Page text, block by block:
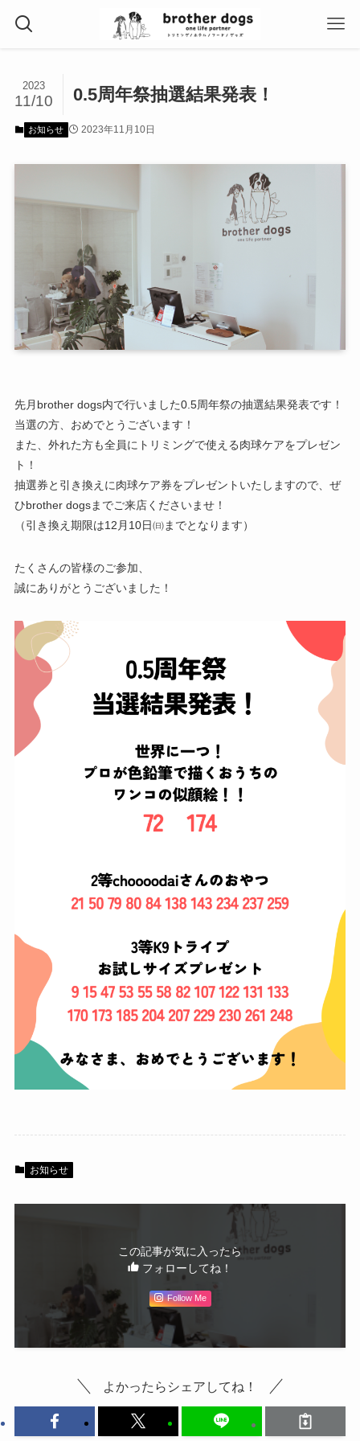
0.5周年祭抽選結果発表！
2023
11/10
お知らせ 2023年11月10日
先月brother dogs内で行いました0.5周年祭の抽選結果発表です！
当選の方、おめでとうございます！
また、外れた方も全員にトリミングで使える肉球ケアをプレゼン
ト！
抽選券と引き換えに肉球ケア券をプレゼントいたしますので、ぜ
ひbrother dogsまでご来店くださいませ！
（引き換え期限は12月10日㈰までとなります）
たくさんの皆様のご参加、
誠にありがとうございました！
お知らせ
この記事が気に入ったら
フォローしてね！
Follow Me
よかったらシェアしてね！